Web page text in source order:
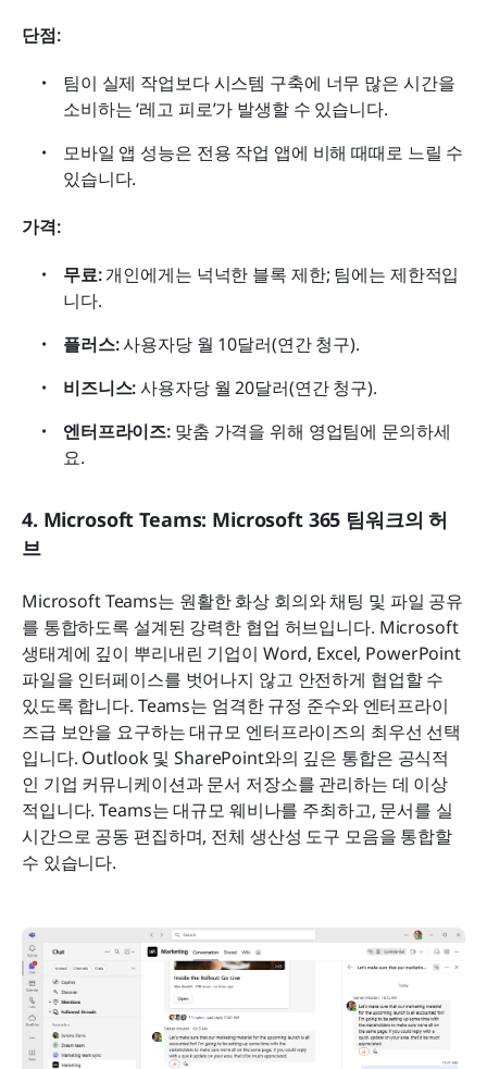
단점:
팀이 실제 작업보다 시스템 구축에 너무 많은 시간을
소비하는 ‘레고 피로’가 발생할 수 있습니다.
모바일 앱 성능은 전용 작업 앱에 비해 때때로 느릴 수
있습니다.
가격:
무료: 개인에게는 넉넉한 블록 제한; 팀에는 제한적입
니다.
플러스: 사용자당 월 10달러(연간 청구).
비즈니스: 사용자당 월 20달러(연간 청구).
엔터프라이즈: 맞춤 가격을 위해 영업팀에 문의하세
요.
4. Microsoft Teams: Microsoft 365 팀워크의 허
브
Microsoft Teams는 원활한 화상 회의와 채팅 및 파일 공유
를 통합하도록 설계된 강력한 협업 허브입니다. Microsoft
생태계에 깊이 뿌리내린 기업이 Word, Excel, PowerPoint
파일을 인터페이스를 벗어나지 않고 안전하게 협업할 수
있도록 합니다. Teams는 엄격한 규정 준수와 엔터프라이
즈급 보안을 요구하는 대규모 엔터프라이즈의 최우선 선택
입니다. Outlook 및 SharePoint와의 깊은 통합은 공식적
인 기업 커뮤니케이션과 문서 저장소를 관리하는 데 이상
적입니다. Teams는 대규모 웨비나를 주최하고, 문서를 실
시간으로 공동 편집하며, 전체 생산성 도구 모음을 통합할
수 있습니다.